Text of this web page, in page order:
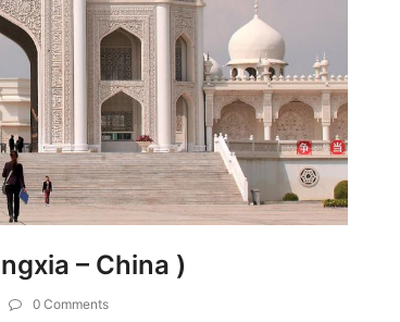
– China )
0 Comments